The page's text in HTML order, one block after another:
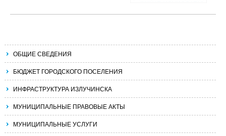
ОБЩИЕ СВЕДЕНИЯ
БЮДЖЕТ ГОРОДСКОГО ПОСЕЛЕНИЯ
ИНФРАСТРУКТУРА ИЗЛУЧИНСКА
МУНИЦИПАЛЬНЫЕ ПРАВОВЫЕ АКТЫ
МУНИЦИПАЛЬНЫЕ УСЛУГИ